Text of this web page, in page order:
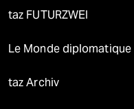
taz FUTURZWEI
Le Monde diplomatique
taz Archiv